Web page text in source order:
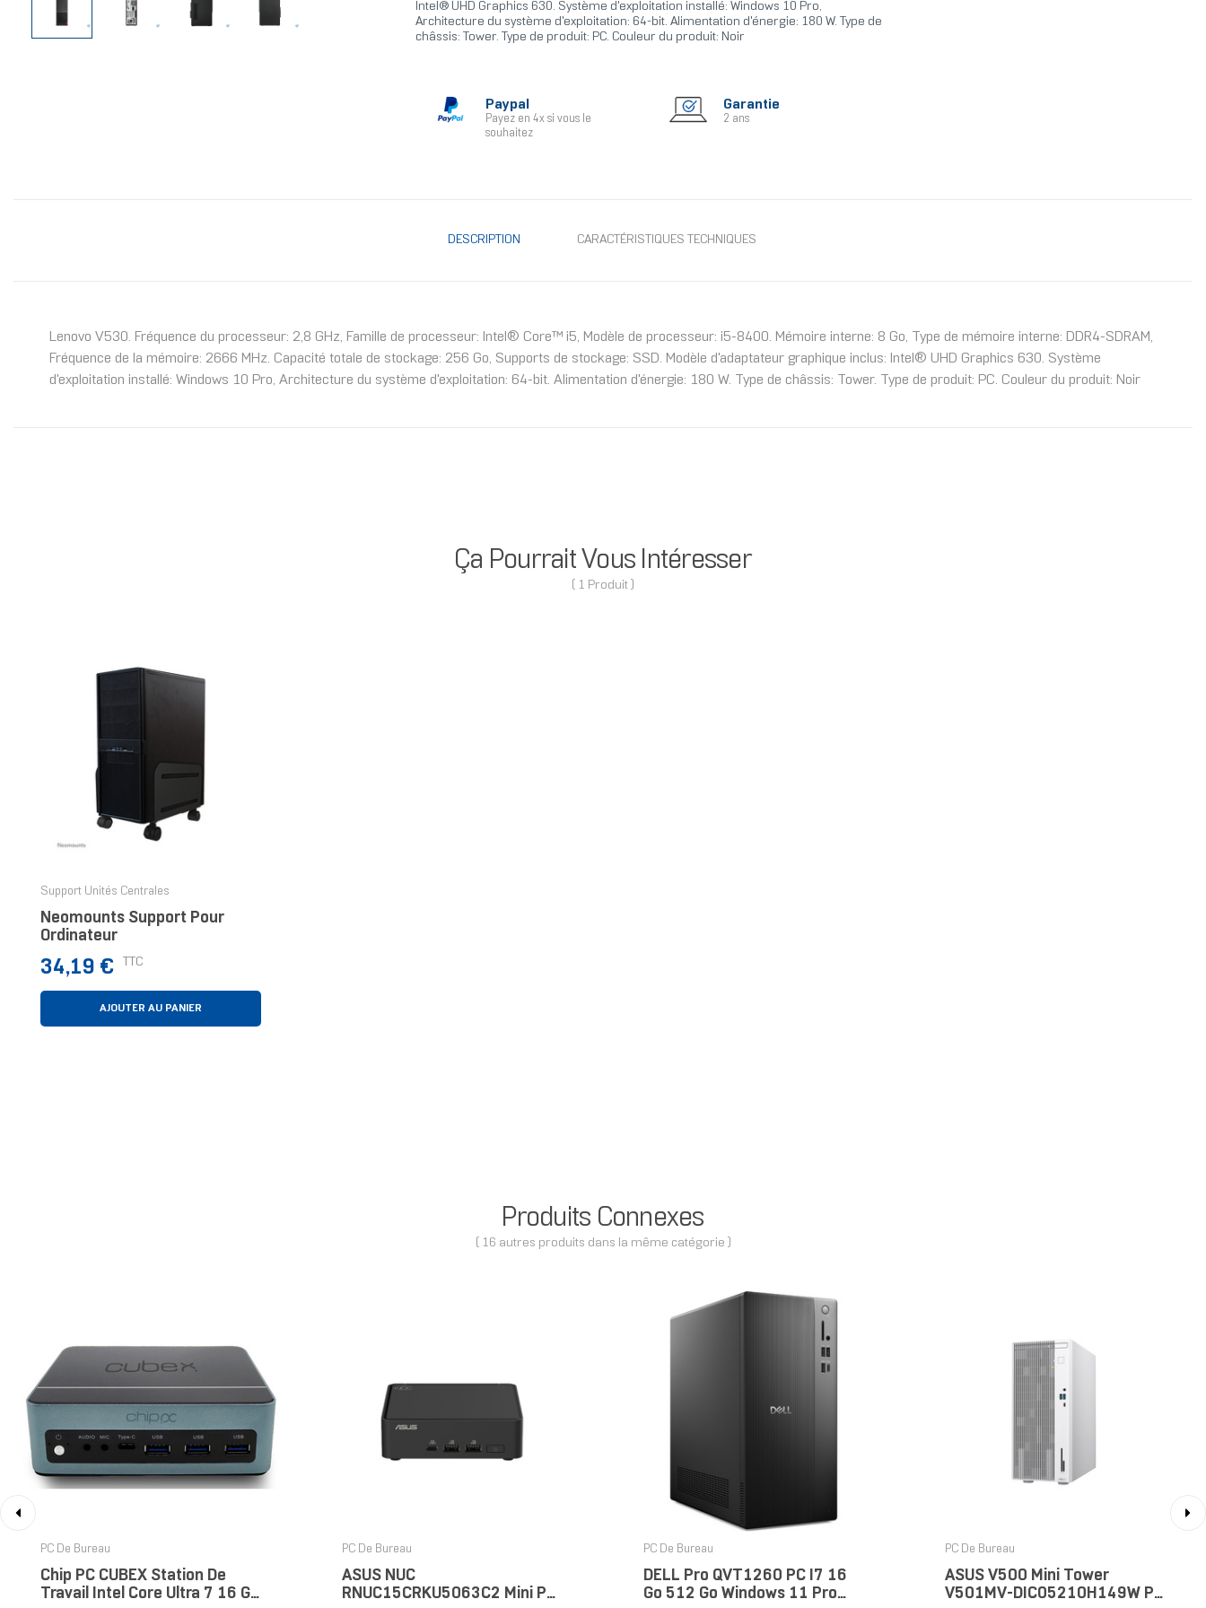
Intel® UHD Graphics 630. Système d'exploitation installé: Windows 10 Pro,
Architecture du système d'exploitation: 64-bit. Alimentation d'énergie: 180 W. Type de
châssis: Tower. Type de produit: PC. Couleur du produit: Noir
Paypal
Payez en 4x si vous le
souhaitez
Garantie
2 ans
DESCRIPTION CARACTÉRISTIQUES TECHNIQUES
Lenovo V530. Fréquence du processeur: 2,8 GHz, Famille de processeur: Intel® Core™ i5, Modèle de processeur: i5-8400. Mémoire interne: 8 Go, Type de mémoire interne: DDR4-SDRAM,
Fréquence de la mémoire: 2666 MHz. Capacité totale de stockage: 256 Go, Supports de stockage: SSD. Modèle d'adaptateur graphique inclus: Intel® UHD Graphics 630. Système
d'exploitation installé: Windows 10 Pro, Architecture du système d'exploitation: 64-bit. Alimentation d'énergie: 180 W. Type de châssis: Tower. Type de produit: PC. Couleur du produit: Noir
Ça Pourrait Vous Intéresser
( 1 Produit )
Support Unités Centrales
Neomounts Support Pour
Ordinateur
Prix
34,19 € TTC
AJOUTER AU PANIER
Produits Connexes
( 16 autres produits dans la même catégorie )
PC De Bureau
Chip PC CUBEX Station De
Travail Intel Core Ultra 7 16 Go
PC De Bureau
ASUS NUC
RNUC15CRKU5063C2 Mini PC
PC De Bureau
DELL Pro QVT1260 PC I7 16
Go 512 Go Windows 11 Pro
PC De Bureau
ASUS V500 Mini Tower
V501MV-DIC05210H149W PC